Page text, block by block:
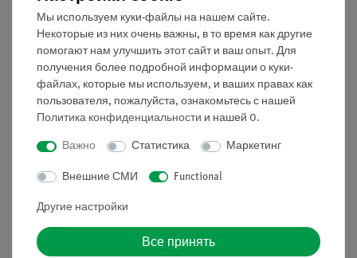
Кат.номер:SOM-BOS-15/9
Цветок картофеля
Кат.номер:SOM-BOS-15/14-
Мы используем куки-файлы на нашем сайте.
Некоторые из них очень важны, в то время как другие
помогают нам улучшить этот сайт и ваш опыт. Для
получения более подробной информации о куки-
файлах, которые мы используем, и ваших правах как
пользователя, пожалуйста, ознакомьтесь с нашей
Политика конфиденциальности и нашей 0.
Важно Статистика Маркетинг
Внешние СМИ Functional
Другие настройки
Все принять